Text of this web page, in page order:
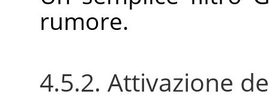
rumore.
4.5.2. Attivazione